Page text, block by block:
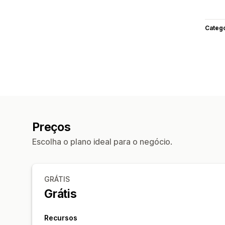
Preços
Escolha o plano ideal para o negócio.
GRÁTIS
Grátis
Recursos